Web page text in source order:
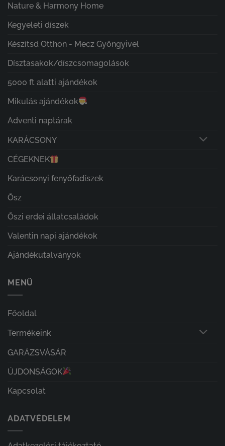
Nature & Harmony Home
Kegyeleti díszek
Készítsd Otthon - Mecz Gyöngyivel
Dísztasakok/díszcsomagolások
5000 ft alatti ajándékok
Mikulás ajándékok
Adventi naptárak
KARÁCSONY
CÉGEKNEK
Karácsonyi fenyőfadíszek
Ősz
Őszi erdei állatcsaládok
Valentin napi ajándékok
Ajándékutalványok
MENÜ
Főoldal
Termékeink
GARÁZSVÁSÁR
ÚJDONSÁGOK
Kapcsolat
ADATVÉDELEM